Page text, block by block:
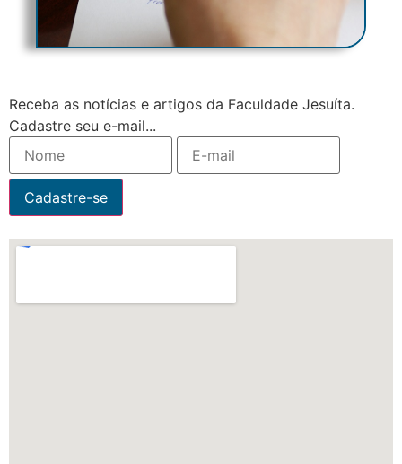
Receba as notícias e artigos da Faculdade Jesuíta.
Cadastre seu e-mail...